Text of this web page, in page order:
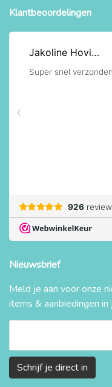
Klantbeoordelingen
Nieuwsbrief
Meld je aan voor onze
items & aanbiedingen
Schrijf je direct in